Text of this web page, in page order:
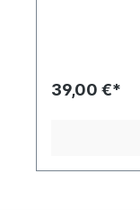
39,00 €*